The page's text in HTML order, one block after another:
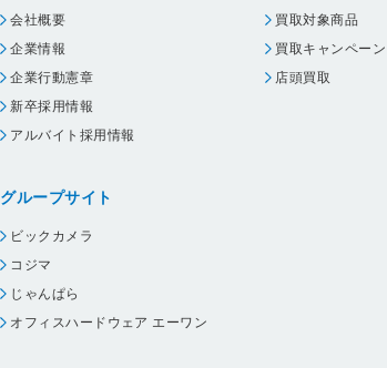
会社概要
企業情報
企業行動憲章
新卒採用情報
アルバイト採用情報
グループサイト
ビックカメラ
コジマ
じゃんぱら
オフィスハードウェア エーワン
買取対象商品
買取キャンペーン
店頭買取